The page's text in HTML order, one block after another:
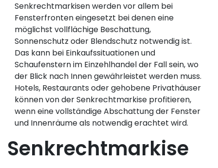
Senkrechtmarkisen werden vor allem bei
Fensterfronten eingesetzt bei denen eine
möglichst vollflächige Beschattung,
Sonnenschutz oder Blendschutz notwendig ist.
Das kann bei Einkaufssituationen und
Schaufenstern im Einzehlhandel der Fall sein, wo
der Blick nach Innen gewährleistet werden muss.
Hotels, Restaurants oder gehobene Privathäuser
können von der Senkrechtmarkise profitieren,
wenn eine vollständige Abschattung der Fenster
und Innenräume als notwendig erachtet wird.
Senkrechtmarkise